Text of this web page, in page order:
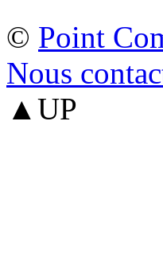
© Point
Nous
▲UP